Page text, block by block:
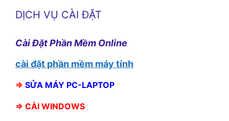
DỊCH VỤ CÀI ĐẶT
Cài Đặt Phần Mềm Online
cài đặt phần mềm máy tính
⇒ SỬA MÁY PC-LAPTOP
⇒ CÀI WINDOWS